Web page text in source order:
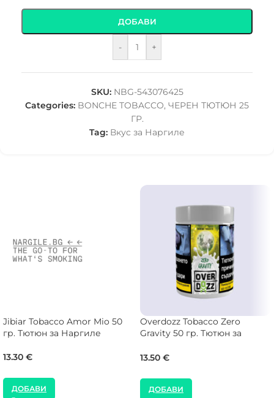
- +
ДОБАВИ
SKU: NBG-543076425
Categories: BONCHE TOBACCO, ЧЕРЕН ТЮТЮН 25
ГР.
Tag: Вкус за Наргиле
Jibiar Tobacco Amor Mio 50
гр. Тютюн за Наргиле
13.30 €
ДОБАВИ
Overdozz Tobacco Zero
Gravity 50 гр. Тютюн за
13.50 €
ДОБАВИ